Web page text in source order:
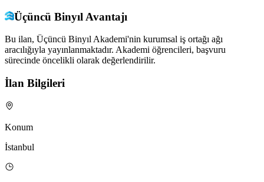
Üçüncü Binyıl Avantajı
Bu ilan, Üçüncü Binyıl Akademi'nin kurumsal iş ortağı ağı
aracılığıyla yayınlanmaktadır. Akademi öğrencileri, başvuru
sürecinde öncelikli olarak değerlendirilir.
İlan Bilgileri
Konum
İstanbul